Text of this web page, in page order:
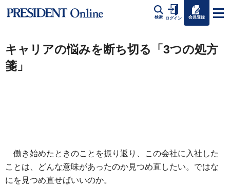
検索 ログイン 会員登録
キャリアの悩みを断ち切る「3つの処方
箋」
働き始めたときのことを振り返り、この会社に入社した
ことは、どんな意味があったのか見つめ直したい。ではな
にを見つめ直せばいいのか。